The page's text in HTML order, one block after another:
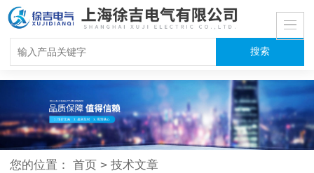
您的位置： 首页 > 技术文章